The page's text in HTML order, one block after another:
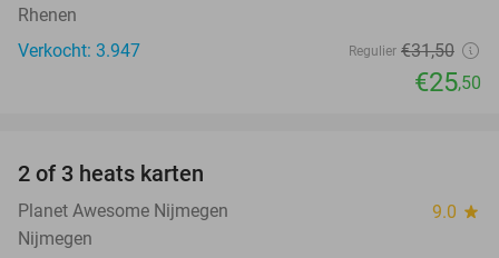
Rhenen
Verkocht: 3.947
Regulier €31,50
€25,50
2 of 3 heats karten
Planet Awesome Nijmegen 9.0 star
Nijmegen